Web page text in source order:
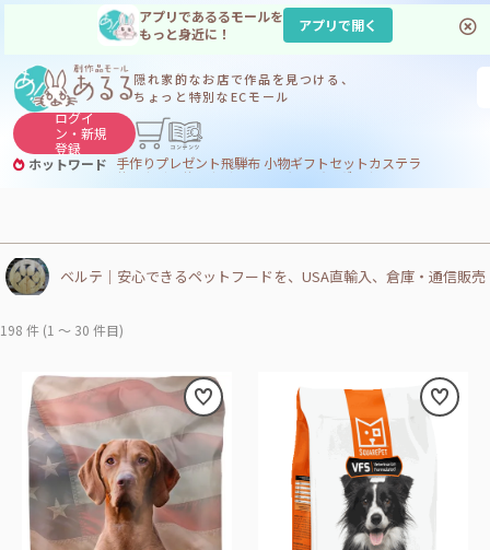
アプリであるるモールを
もっと身近に！
アプリで開く
隠れ家的なお店で作品を見つける、
ちょっと特別なECモール
ログイ
ン・新規
登録
ホットワード 手作りプレゼント飛騨布 小物ギフトセットカステラ
サヌカイト コーヒー ジンギスカン
ベルテ│安心できるペットフードを、USA直輸入、倉庫・通信販売
198 件 (1 ～ 30 件目)